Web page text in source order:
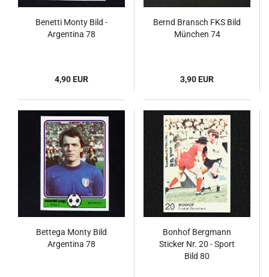
Benetti Monty Bild -
Argentina 78
4,90 EUR
Bernd Bransch FKS Bild
München 74
3,90 EUR
Bettega Monty Bild
Argentina 78
Bonhof Bergmann
Sticker Nr. 20 - Sport
Bild 80